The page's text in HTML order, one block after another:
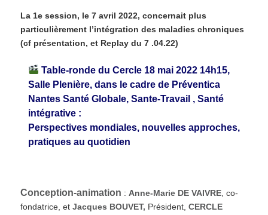
La 1e session, le 7 avril 2022, concernait plus
particulièrement l’intégration des maladies chroniques
(cf présentation, et Replay du 7 .04.22)
Table-ronde du Cercle 18 mai 2022 14h15,
Salle Plenière, dans le cadre de Préventica
Nantes Santé Globale, Sante-Travail , Santé
intégrative :
Perspectives mondiales, nouvelles approches,
pratiques au quotidien
Conception-animation : Anne-Marie DE VAIVRE, co-
fondatrice, et Jacques BOUVET, Président, CERCLE